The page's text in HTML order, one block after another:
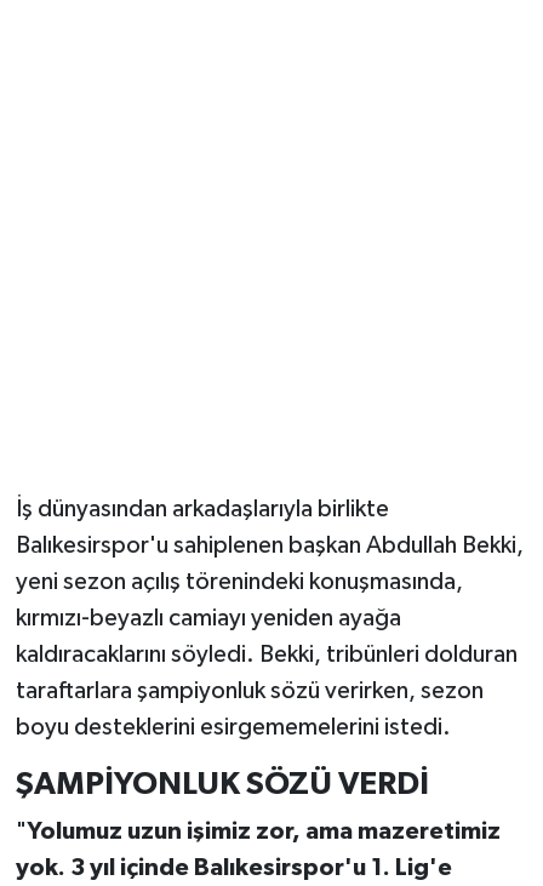
İş dünyasından arkadaşlarıyla birlikte
Balıkesirspor'u sahiplenen başkan Abdullah Bekki,
yeni sezon açılış törenindeki konuşmasında,
kırmızı-beyazlı camiayı yeniden ayağa
kaldıracaklarını söyledi. Bekki, tribünleri dolduran
taraftarlara şampiyonluk sözü verirken, sezon
boyu desteklerini esirgememelerini istedi.
ŞAMPİYONLUK SÖZÜ VERDİ
"Yolumuz uzun işimiz zor, ama mazeretimiz
yok. 3 yıl içinde Balıkesirspor'u 1. Lig'e